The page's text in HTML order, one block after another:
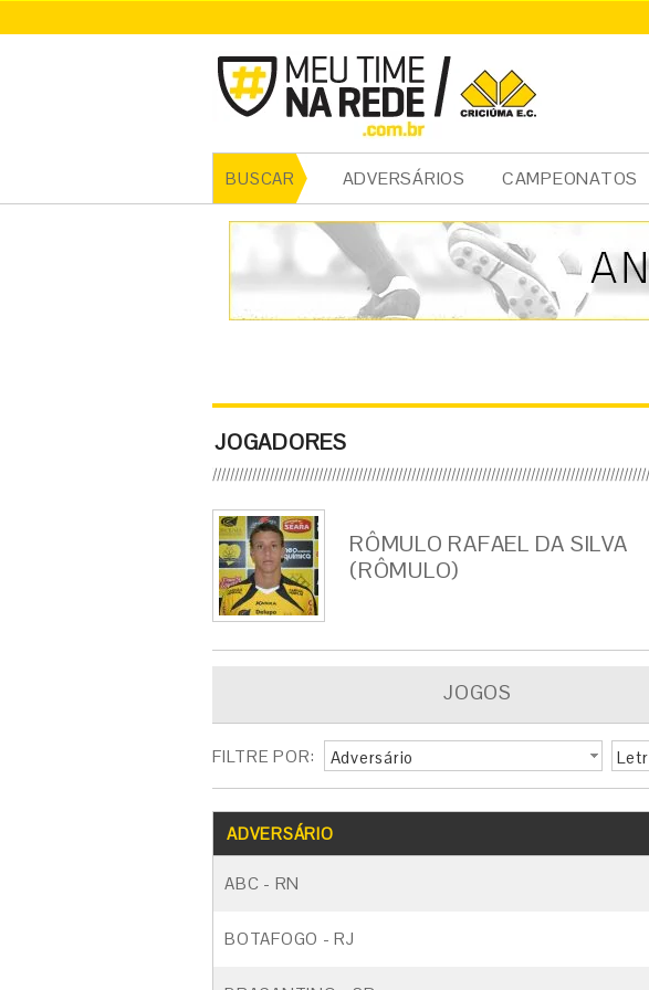
BUSCAR ADVERSÁRIOS CAMPEONATOS
JOGADORES
RÔMULO RAFAEL DA SILVA
(RÔMULO)
JOGOS
FILTRE POR: Adversário
Letr
ADVERSÁRIO
ABC - RN
BOTAFOGO - RJ